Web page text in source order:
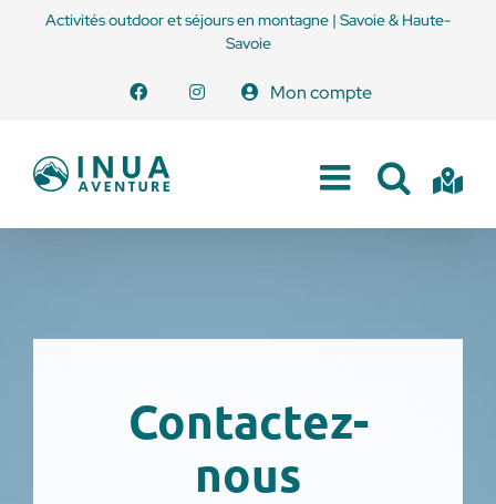
PasserActivités outdoor et séjours en montagne | Savoie & Haute-
Savoie
Mon compte
Contactez-
nous